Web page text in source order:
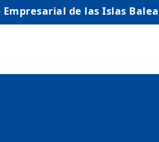
de las Islas